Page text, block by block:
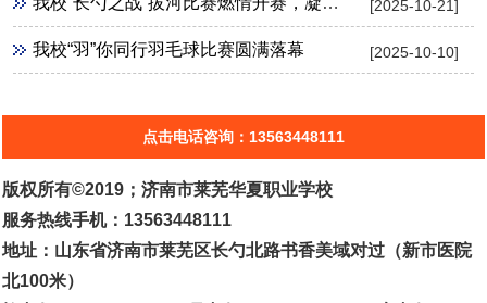
[2025-10-21]
[2025-10-10]
我校“羽”你同行羽毛球比赛圆满落幕
点击电话咨询：13563448111
版权所有©2019；济南市莱芜华夏职业学校
服务热线手机：13563448111
地址：山东省济南市莱芜区长勺北路书香美域对过（新市医院
北100米）